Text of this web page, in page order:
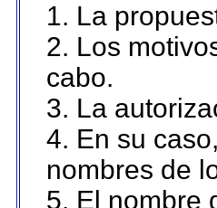
1. La
2. Los
cabo.
3. La
4. En su
nombres de
5. El nombre